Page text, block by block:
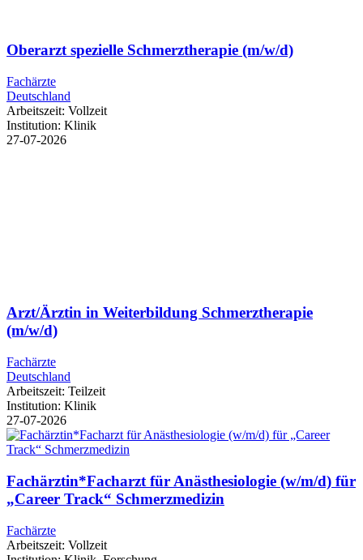
Oberarzt spezielle Schmerztherapie (m/w/d)
Fachärzte
Deutschland
Arbeitszeit: Vollzeit
Institution: Klinik
27-07-2026
Arzt/Ärztin in Weiterbildung Schmerztherapie
(m/w/d)
Fachärzte
Deutschland
Arbeitszeit: Teilzeit
Institution: Klinik
27-07-2026
Fachärztin*Facharzt für Anästhesiologie (w/m/d) für
„Career Track“ Schmerzmedizin
Fachärzte
Arbeitszeit: Vollzeit